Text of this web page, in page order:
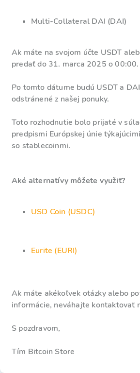
Multi-Collateral DAI (DAI)
Ak máte na svojom účte USDT
predať do 31. marca 2025 o 00:00.
Po tomto dátume budú USDT a
odstránené z našej ponuky.
Toto rozhodnutie bolo prijaté v
predpismi Európskej únie
so stablecoinmi.
Aké alternatívy môžete využiť?
USD Coin (USDC)
Eurite (EURI)
Ak máte akékoľvek otázky alebo
informácie, neváhajte kontaktovať
S pozdravom,
Tím Bitcoin Store